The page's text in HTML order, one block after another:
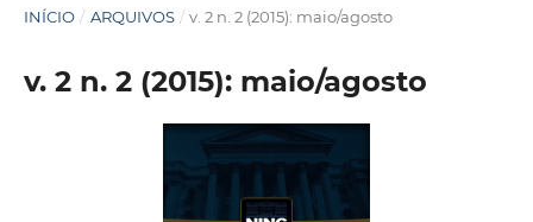
INÍCIO / ARQUIVOS / v. 2 n. 2 (2015): maio/agosto
v. 2 n. 2 (2015): maio/agosto